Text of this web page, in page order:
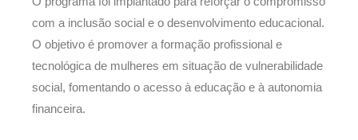
com a inclusão social e o desenvolvimento educacional.
O objetivo é promover a formação profissional e
tecnológica de mulheres em situação de vulnerabilidade
social, fomentando o acesso à educação e à autonomia
financeira.